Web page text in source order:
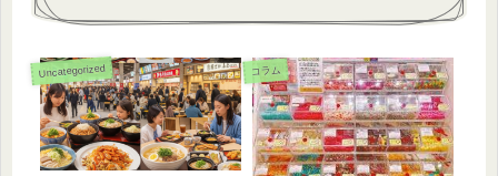
Uncategorized コラム